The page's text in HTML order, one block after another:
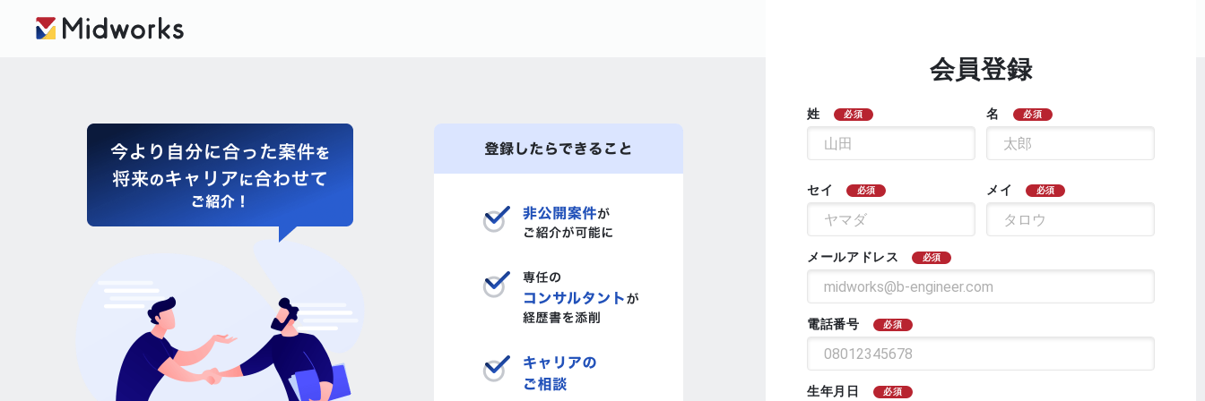
会員登録
姓 必須 名 必須
セイ 必須 メイ 必須
メールアドレス 必須
電話番号 必須
生年月日 必須